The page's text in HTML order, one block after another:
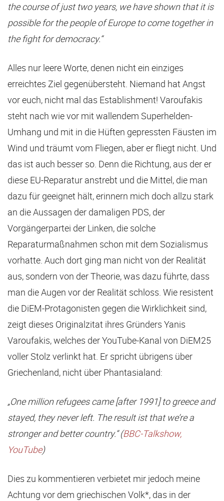
the course of just two years, we have shown that it is
possible for the people of Europe to come together in
the fight for democracy.“
Alles nur leere Worte, denen nicht ein einziges
erreichtes Ziel gegenübersteht. Niemand hat Angst
vor euch, nicht mal das Establishment! Varoufakis
steht nach wie vor mit wallendem Superhelden-
Umhang und mit in die Hüften gepressten Fäusten im
Wind und träumt vom Fliegen, aber er fliegt nicht. Und
das ist auch besser so. Denn die Richtung, aus der er
diese EU-Reparatur anstrebt und die Mittel, die man
dazu für geeignet hält, erinnern mich doch allzu stark
an die Aussagen der damaligen PDS, der
Vorgängerpartei der Linken, die solche
Reparaturmaßnahmen schon mit dem Sozialismus
vorhatte. Auch dort ging man nicht von der Realität
aus, sondern von der Theorie, was dazu führte, dass
man die Augen vor der Realität schloss. Wie resistent
die DiEM-Protagonisten gegen die Wirklichkeit sind,
zeigt dieses Originalzitat ihres Gründers Yanis
Varoufakis, welches der YouTube-Kanal von DiEM25
voller Stolz verlinkt hat. Er spricht übrigens über
Griechenland, nicht über Phantasialand:
„One million refugees came [after 1991] to greece and
stayed, they never left. The result ist that we’re a
stronger and better country.“ (BBC-Talkshow,
YouTube)
Dies zu kommentieren verbietet mir jedoch meine
Achtung vor dem griechischen Volk*, das in der